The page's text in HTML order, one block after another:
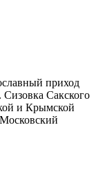
приход
Сакского
и Крымской